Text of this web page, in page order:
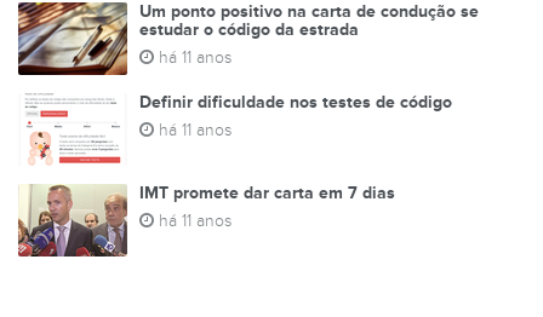
Um ponto positivo na carta de condução se
estudar o código da estrada
há 11 anos
Definir dificuldade nos testes de código
há 11 anos
IMT promete dar carta em 7 dias
há 11 anos